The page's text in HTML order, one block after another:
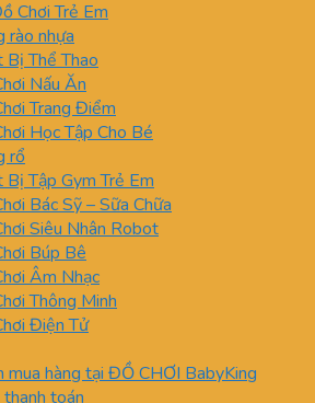
Chơi Trẻ Em
rào nhựa
Bị Thể Thao
Nấu Ăn
Trang Điểm
Học Tập Cho Bé
rổ
Bị Tập Gym Trẻ Em
Bác Sỹ – Sữa Chữa
Siêu Nhân Robot
Búp Bê
Âm Nhạc
Thông Minh
Điện Tử
mua hàng tại ĐỒ CHƠI BabyKing
thanh toán